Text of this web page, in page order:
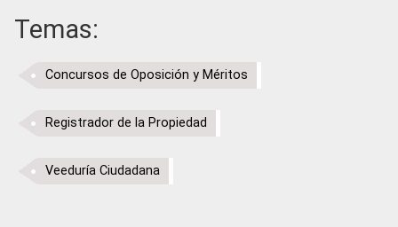
Temas:
Concursos de Oposición y Méritos
Registrador de la Propiedad
Veeduría Ciudadana